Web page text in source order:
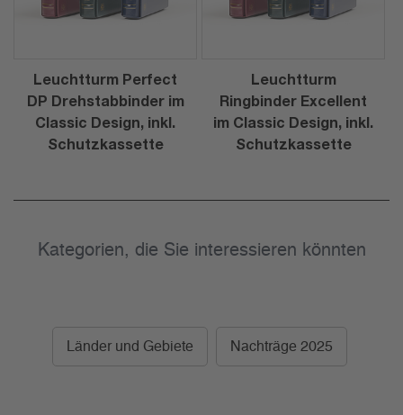
Leuchtturm Perfect
DP Drehstabbinder im
Classic Design, inkl.
Schutzkassette
Leuchtturm
Ringbinder Excellent
im Classic Design, inkl.
Schutzkassette
Kategorien, die Sie interessieren könnten
Länder und Gebiete Nachträge 2025